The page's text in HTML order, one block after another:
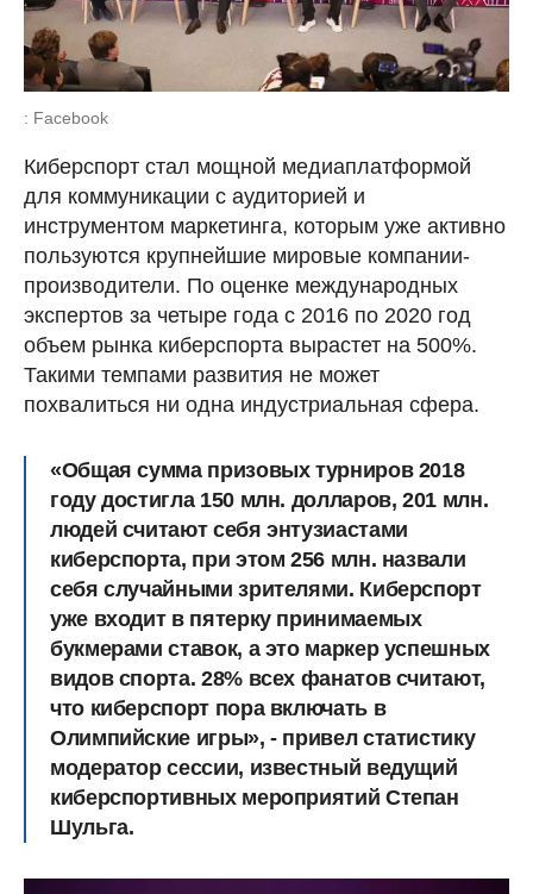
: Facebook
Киберспорт стал мощной медиаплатформой
для коммуникации с аудиторией и
инструментом маркетинга, которым уже активно
пользуются крупнейшие мировые компании-
производители. По оценке международных
экспертов за четыре года с 2016 по 2020 год
объем рынка киберспорта вырастет на 500%.
Такими темпами развития не может
похвалиться ни одна индустриальная сфера.
«Общая сумма призовых турниров 2018
году достигла 150 млн. долларов, 201 млн.
людей считают себя энтузиастами
киберспорта, при этом 256 млн. назвали
себя случайными зрителями. Киберспорт
уже входит в пятерку принимаемых
букмерами ставок, а это маркер успешных
видов спорта. 28% всех фанатов считают,
что киберспорт пора включать в
Олимпийские игры», - привел статистику
модератор сессии, известный ведущий
киберспортивных мероприятий Степан
Шульга.